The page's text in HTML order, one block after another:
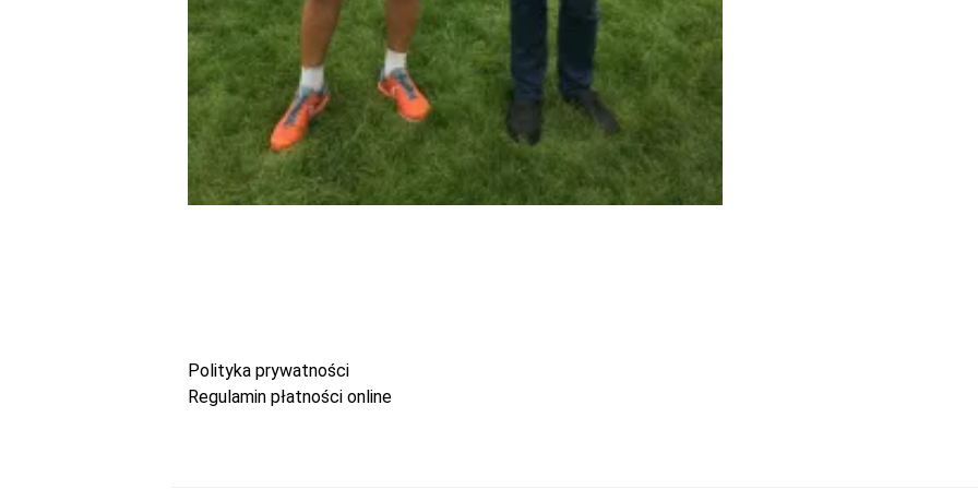
Polityka prywatności
Regulamin płatności online